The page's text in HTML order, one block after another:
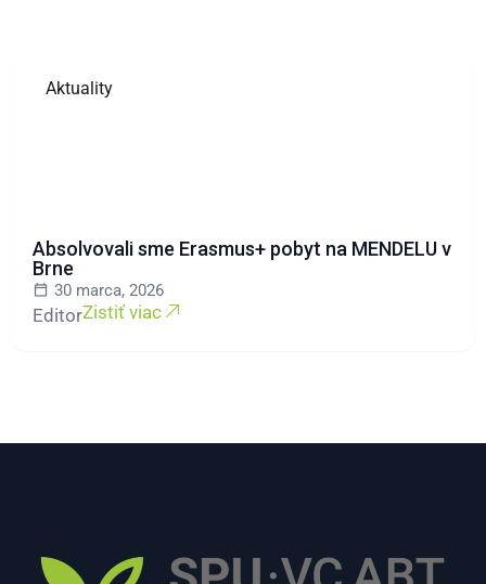
Aktuality
Absolvovali sme Erasmus+ pobyt na MENDELU v
Brne
30 marca, 2026
EditorZistiť viac